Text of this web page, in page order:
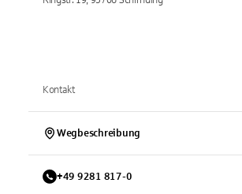
Kontakt
Wegbeschreibung
+49 9281 817-0